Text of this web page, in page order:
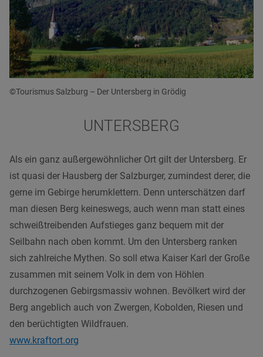
©Tourismus Salzburg – Der Untersberg in Grödig
UNTERSBERG
Als ein ganz außergewöhnlicher Ort gilt der Untersberg. Er
ist quasi der Hausberg der Salzburger, zumindest derer, die
gerne im Gebirge herumklettern. Denn unterschätzen darf
man diesen Berg keineswegs, auch wenn man statt eines
schweißtreibenden Aufstieges ganz bequem mit der
Seilbahn nach oben kommt. Um den Untersberg ranken
sich zahlreiche Mythen. So soll etwa Kaiser Karl der Große
zusammen mit seinem Volk in dem von Höhlen
durchzogenen Gebirgsmassiv wohnen. Bevölkert wird der
Berg angeblich auch von Zwergen, Kobolden, Riesen und
den berüchtigten Wildfrauen.
www.kraftort.org